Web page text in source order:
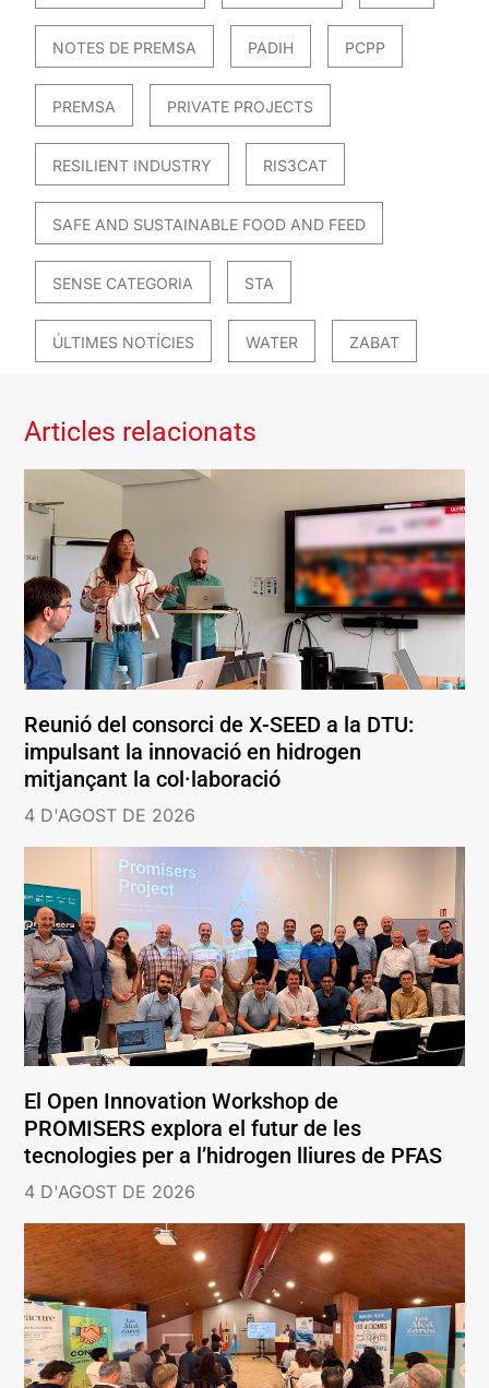
NOTES DE PREMSA PADIH PCPP
PREMSA PRIVATE PROJECTS
RESILIENT INDUSTRY RIS3CAT
SAFE AND SUSTAINABLE FOOD AND FEED
SENSE CATEGORIA STA
ÚLTIMES NOTÍCIES WATER ZABAT
Articles relacionats
Reunió del consorci de X-SEED a la DTU:
impulsant la innovació en hidrogen
mitjançant la col·laboració
4 D'AGOST DE 2026
El Open Innovation Workshop de
PROMISERS explora el futur de les
tecnologies per a l’hidrogen lliures de PFAS
4 D'AGOST DE 2026